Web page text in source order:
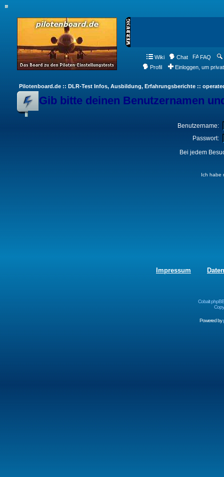
Wiki Chat FAQ
Profil
Einloggen, um
Pilotenboard.de :: DLR-Test Infos, Ausbildung, Erfahrungsberichte ::
Gib bitte deinen Benutzernamen
Benutzername:
Passwort:
Bei jedem
Ich habe
Impressum
Cobalt
Powered by